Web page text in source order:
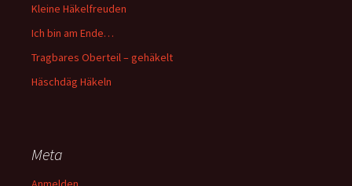
Kleine Häkelfreuden
Ich bin am Ende…
Tragbares Oberteil – gehäkelt
Häschdäg Häkeln
Meta